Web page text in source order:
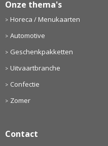
Onze thema's
Horeca / Menukaarten
Automotive
Geschenkpakketten
Uitvaartbranche
Confectie
Zomer
Contact